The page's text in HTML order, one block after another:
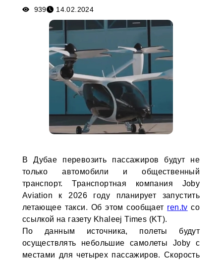
939 14.02.2024
В Дубае перевозить пассажиров будут не
только автомобили и общественный
транспорт. Транспортная компания Joby
Aviation к 2026 году планирует запустить
летающее такси. Об этом сообщает ren.tv со
ссылкой на газету Khaleej Times (KT).
По данным источника, полеты будут
осуществлять небольшие самолеты Joby с
местами для четырех пассажиров. Скорость